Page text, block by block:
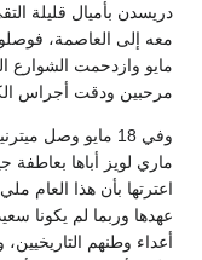
دريسدن بأميال قليلة
مايو وازدحمت الشوارع
مرحبين ودقت أجراس
وفي 18 مايو وصل
ماري لويز أباها
اعترتها بأن هذا العام
عهدها وربما لم يكونا
أعداء وطنهم